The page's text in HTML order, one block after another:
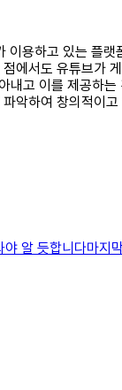
용하고 있는 플
에서도 유튜브가
고 이를 제공하
악하여 창의적이
알 듯합니다마지